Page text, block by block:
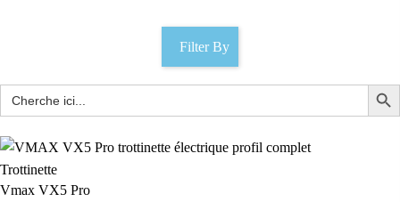
Filter By
Trottinette
Vmax VX5 Pro